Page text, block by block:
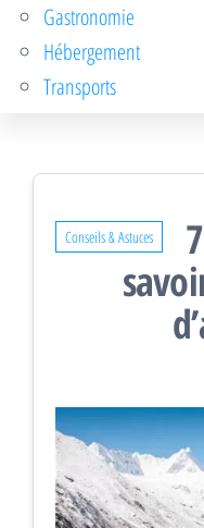
Gastronomie
Hébergement
Transports
Conseils & Astuces